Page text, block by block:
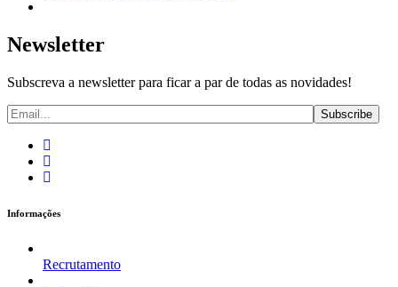
Newsletter
Subscreva a newsletter para ficar a par de todas as novidades!
Informações
Recrutamento